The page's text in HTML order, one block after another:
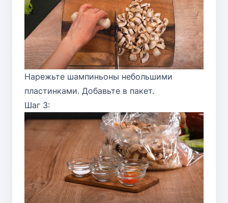
Нарежьте шампиньоны небольшими
пластинками. Добавьте в пакет.
Шаг 3: